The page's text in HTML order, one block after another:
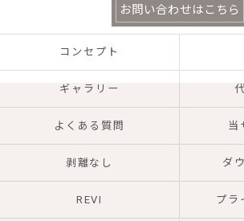
お問い合わせはこちら
コンセプト
ギャラリー
よくある質問 当
剥離なし ダ
REVI プラ